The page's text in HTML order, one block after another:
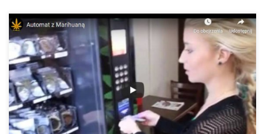
To niebywałe ale są już automaty z marihuaną, wrzucamy monetę
[…]